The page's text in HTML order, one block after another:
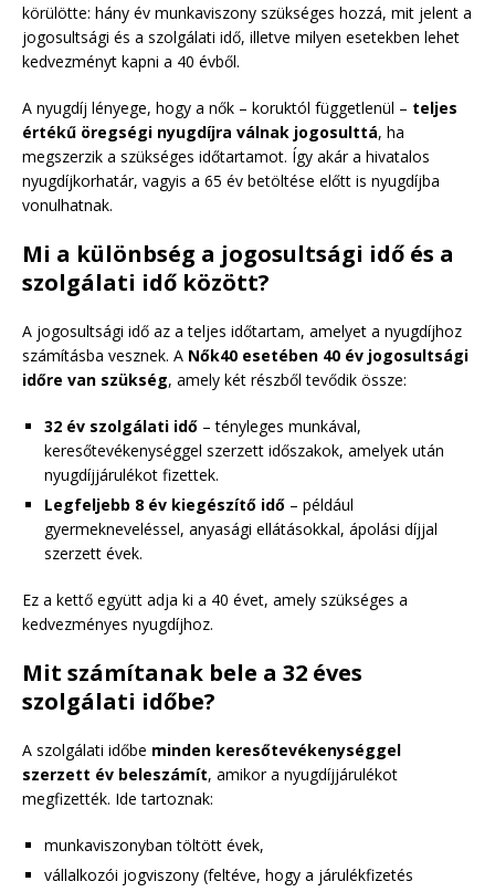
körülötte: hány év munkaviszony szükséges hozzá, mit jelent a
jogosultsági és a szolgálati idő, illetve milyen esetekben lehet
kedvezményt kapni a 40 évből.
A nyugdíj lényege, hogy a nők – koruktól függetlenül – teljes
értékű öregségi nyugdíjra válnak jogosulttá, ha
megszerzik a szükséges időtartamot. Így akár a hivatalos
nyugdíjkorhatár, vagyis a 65 év betöltése előtt is nyugdíjba
vonulhatnak.
Mi a különbség a jogosultsági idő és a
szolgálati idő között?
A jogosultsági idő az a teljes időtartam, amelyet a nyugdíjhoz
számításba vesznek. A Nők40 esetében 40 év jogosultsági
időre van szükség, amely két részből tevődik össze:
32 év szolgálati idő – tényleges munkával,
keresőtevékenységgel szerzett időszakok, amelyek után
nyugdíjjárulékot fizettek.
Legfeljebb 8 év kiegészítő idő – például
gyermekneveléssel, anyasági ellátásokkal, ápolási díjjal
szerzett évek.
Ez a kettő együtt adja ki a 40 évet, amely szükséges a
kedvezményes nyugdíjhoz.
Mit számítanak bele a 32 éves
szolgálati időbe?
A szolgálati időbe minden keresőtevékenységgel
szerzett év beleszámít, amikor a nyugdíjjárulékot
megfizették. Ide tartoznak:
munkaviszonyban töltött évek,
vállalkozói jogviszony (feltéve, hogy a járulékfizetés